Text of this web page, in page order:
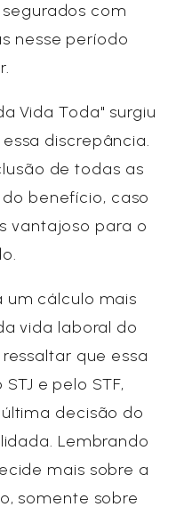
com
nesse período
Vida Toda" surgiu
discrepância.
de todas as
benefício, caso
vantajoso para o
um cálculo mais
vida laboral do
que essa
e pelo STF,
decisão do
Lembrando
mais sobre a
somente sobre